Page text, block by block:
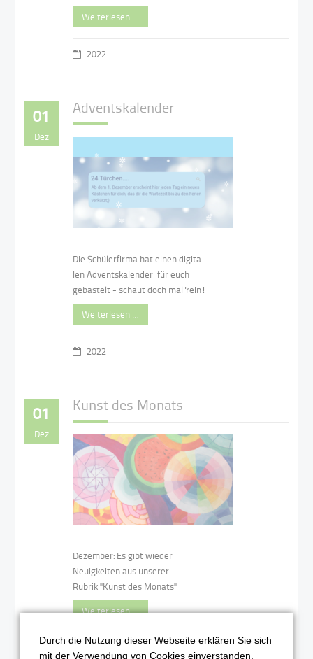
Weiterlesen …
2022
01
Dez
Adventskalender
Die Schülerfirma hat einen digita-
len Adventskalender für euch
gebastelt - schaut doch mal 'rein!
Weiterlesen …
2022
01
Dez
Kunst des Monats
Dezember: Es gibt wieder
Neuigkeiten aus unserer
Rubrik "Kunst des Monats"
Weiterlesen …
Durch die Nutzung dieser Webseite erklären Sie sich
mit der Verwendung von Cookies einverstanden.